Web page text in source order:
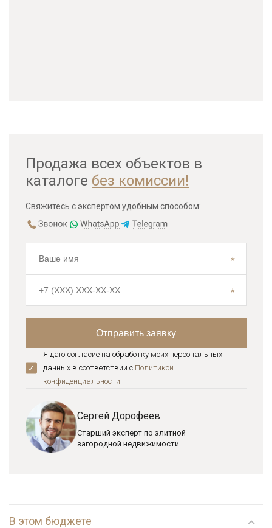
Продажа всех объектов в
каталоге без комиссии!
Свяжитесь с экспертом удобным способом:
Я даю согласие на обработку моих персональных
данных в соответствии с Политикой
конфиденциальноcти
Сергей Дорофеев
Старший эксперт по элитной
загородной недвижимости
В этом бюджете